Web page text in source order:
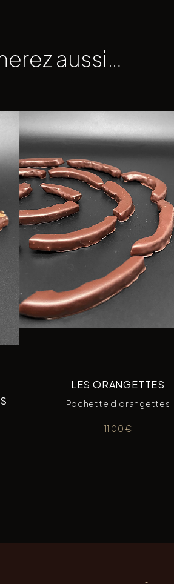
aussi…
LES ORANGETTES
Pochette d'orangettes
11,00 €